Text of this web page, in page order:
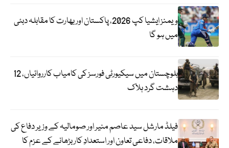
ویمنز ایشیا کپ 2026، پاکستان اور بھارت کا مقابلہ دبئی
میں ہو گا
بلوچستان میں سیکیورٹی فورسز کی کامیاب کارروائیاں، 12
دہشت گرد ہلاک
فیلڈ مارشل سید عاصم منیر اور صومالیہ کے وزیر دفاع کی
ملاقات، دفاعی تعاون اور استعدادِ کار بڑھانے کے عزم کا